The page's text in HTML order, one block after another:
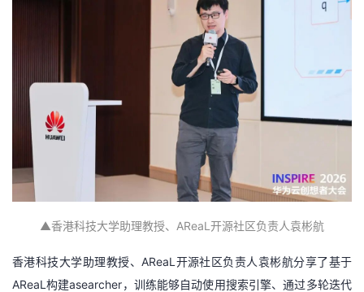
▲香港科技大学助理教授、 AReaL开源社区负责人袁彬航
香港科技大学助理教授、AReaL开源社区负责人袁彬航分享了基于
AReaL构建asearcher，训练能够自动使用搜索引擎、通过多轮迭代